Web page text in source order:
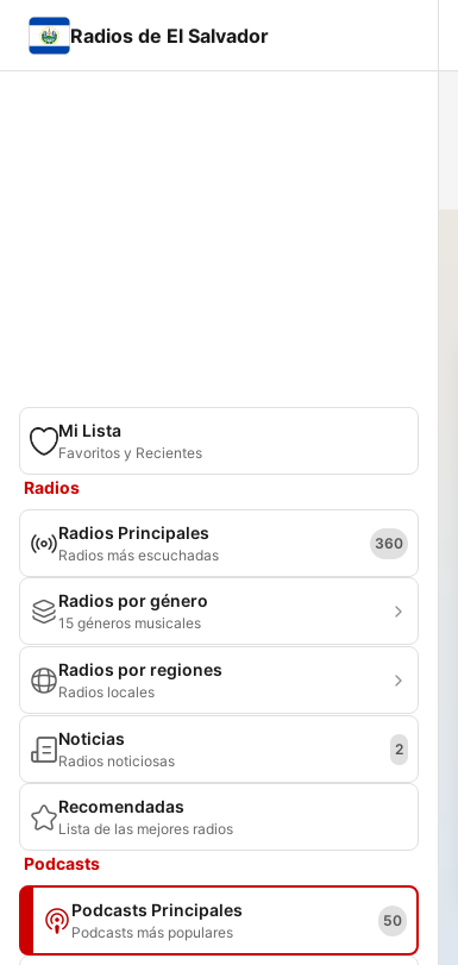
Radios de El Salvador
Mi Lista
Favoritos y Recientes
Radios
Radios Principales
Radios más escuchadas
360
Radios por género
15 géneros musicales
Radios por regiones
Radios locales
Noticias
Radios noticiosas
2
Recomendadas
Lista de las mejores radios
Podcasts
Podcasts Principales
Podcasts más populares
50